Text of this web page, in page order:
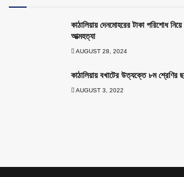
কাঠালিয়ায় দেনমোহরের টাকা পরিশোধ
আত্মহত্যা
AUGUST 28, 2024
কাঠালিয়ায় বখাটের উত্যক্তে ৮ম শ্রেণির
AUGUST 3, 2022